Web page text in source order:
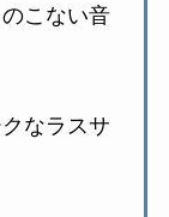
こない音
なラスサ